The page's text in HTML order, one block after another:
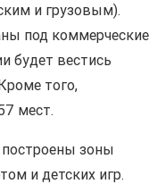
и грузовым).
под коммерческие
будет вестись
того,
мест.
зоны
и детских игр.